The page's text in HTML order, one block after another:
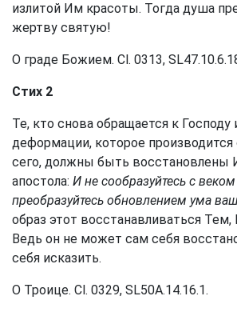
излитой Им красоты. Тогда душа
жертву святую!
О граде Божием. Cl. 0313,
Стих 2
Те, кто снова обращается к Господу
деформации, которое
сего, должны быть восстановлены
апостола: И не сообразуйтесь с
преобразуйтесь обновлением ума
образ этот восстанавливаться Тем,
Ведь он не может сам себя
себя исказить.
О Троице. Cl. 0329, SL50A.14.16.1.